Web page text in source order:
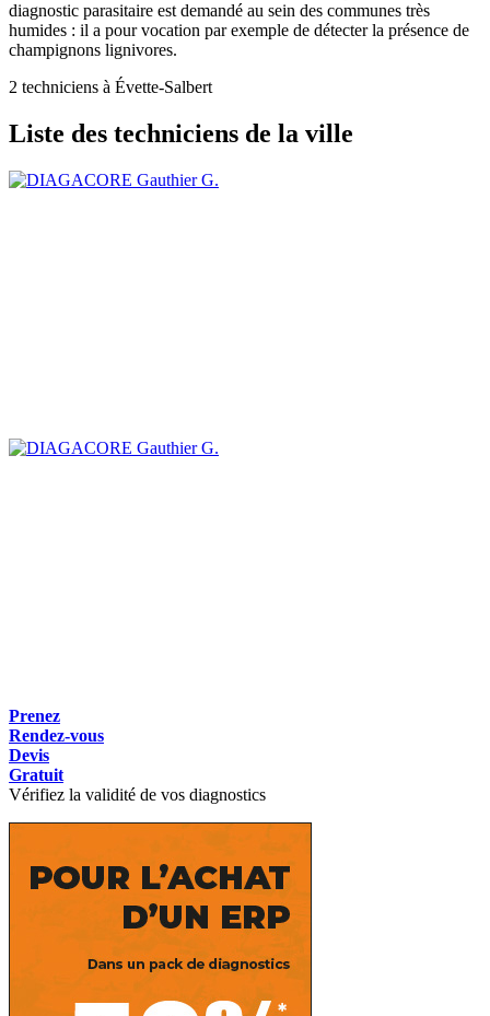
diagnostic parasitaire est demandé au sein des communes très
humides : il a pour vocation par exemple de détecter la présence de
champignons lignivores.
2 techniciens à Évette-Salbert
Liste des techniciens de la ville
Gauthier G.
Gauthier G.
Prenez
Rendez-vous
Devis
Gratuit
Vérifiez la validité de vos diagnostics